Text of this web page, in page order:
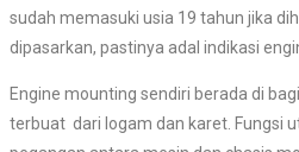
sudah memasuki usia 19 tahun jika
dipasarkan, pastinya adal indikasi
Engine mounting sendiri berada di
terbuat dari logam dan karet. Fungsi